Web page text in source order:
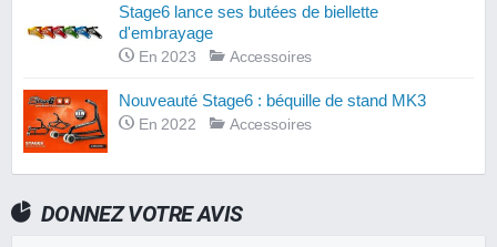
Stage6 lance ses butées de biellette
d'embrayage
En 2023 Accessoires
Nouveauté Stage6 : béquille de stand MK3
En 2022 Accessoires
DONNEZ VOTRE AVIS